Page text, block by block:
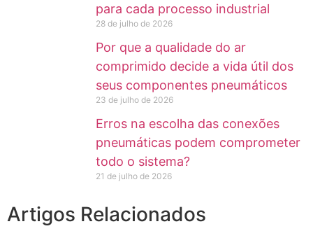
para cada processo industrial
28 de julho de 2026
Por que a qualidade do ar
comprimido decide a vida útil dos
seus componentes pneumáticos
23 de julho de 2026
Erros na escolha das conexões
pneumáticas podem comprometer
todo o sistema?
21 de julho de 2026
Artigos Relacionados